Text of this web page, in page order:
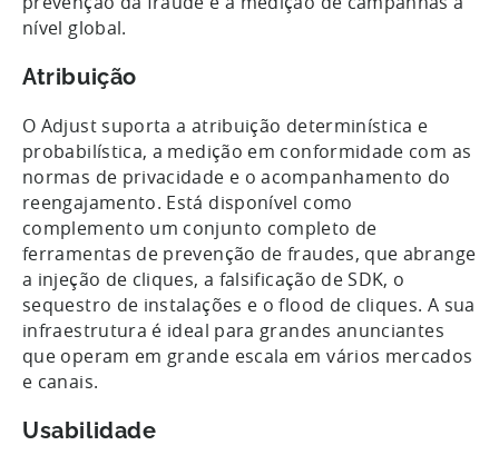
nível global.
Atribuição
O Adjust suporta a atribuição determinística e
probabilística, a medição em conformidade com as
normas de privacidade e o acompanhamento do
reengajamento. Está disponível como
complemento um conjunto completo de
ferramentas de prevenção de fraudes, que abrange
a injeção de cliques, a falsificação de SDK, o
sequestro de instalações e o flood de cliques. A sua
infraestrutura é ideal para grandes anunciantes
que operam em grande escala em vários mercados
e canais.
Usabilidade